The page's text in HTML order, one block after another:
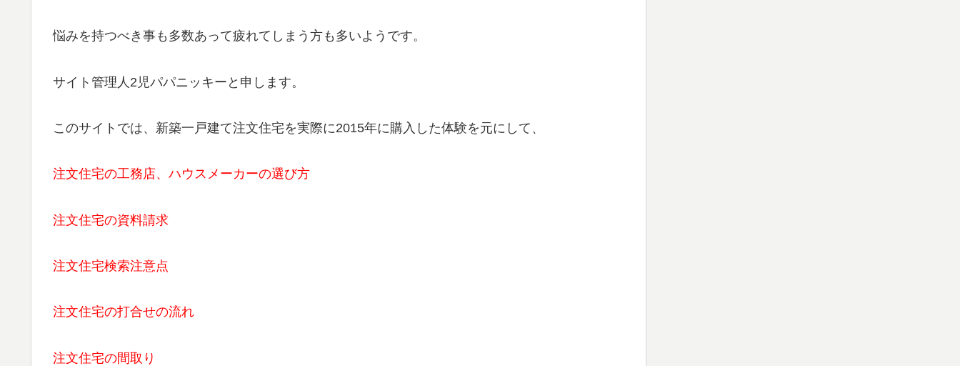
悩みを持つべき事も多数あって疲れてしまう方も多いようです。
サイト管理人2児パパニッキーと申します。
このサイトでは、新築一戸建て注文住宅を実際に2015年に購入した体験を元にして、
注文住宅の工務店、ハウスメーカーの選び方
注文住宅の資料請求
注文住宅検索注意点
注文住宅の打合せの流れ
注文住宅の間取り